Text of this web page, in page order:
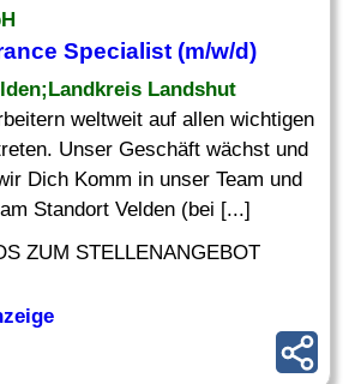
Specialist (m/w/d)
Landshut
weltweit auf allen wichtigen
Unser Geschäft wächst und
Dich Komm in unser Team und
Standort Velden (bei [...]
ZUM STELLENANGEBOT